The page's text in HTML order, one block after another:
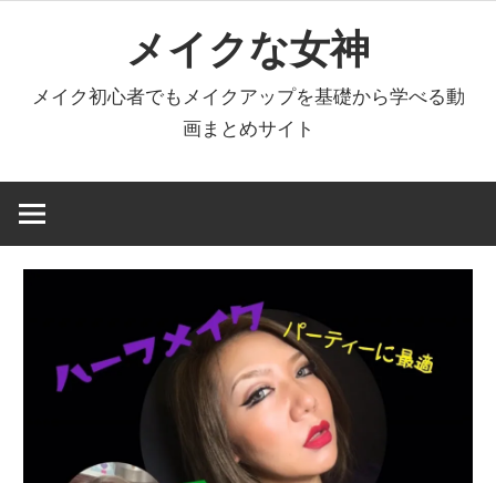
へ
キ
メイクな女神
メイク初心者でもメイクアップを基礎から学べる動
画まとめサイト